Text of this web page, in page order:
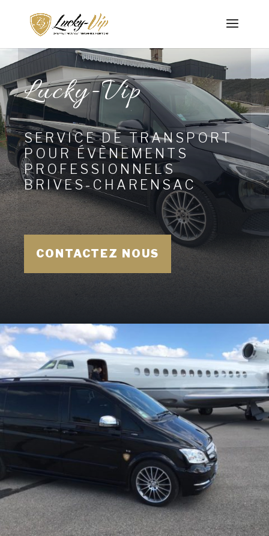
Lucky-Vip
SERVICE DE TRANSPORT
POUR ÉVÈNEMENTS
PROFESSIONNELS
BRIVES-CHARENSAC
CONTACTEZ NOUS